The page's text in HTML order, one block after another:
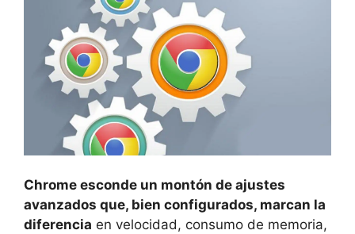
Chrome esconde un montón de ajustes
avanzados que, bien configurados, marcan la
diferencia en velocidad, consumo de memoria,